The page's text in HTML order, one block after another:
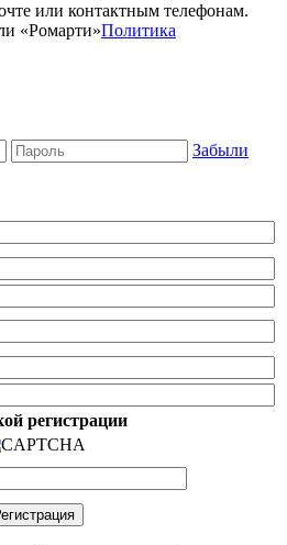
или контактным телефонам.
«Ромарти»Политика
Забыли
регистрации